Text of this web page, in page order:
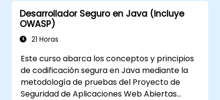
comprender los riesgos que rodean a las
aplicaciones
Ayudar a los líderes de equipo a
establecer las bases de seguridad para
los desarrolladores
Ayudar a los administradores web a
configurar los servidores y evitar errores
de configuración
Desarrollador Seguro en Java (incluye
OWASP)
21 Horas
Este curso abarca los conceptos y principios
de codificación segura en Java mediante la
metodología de pruebas del Proyecto de
Seguridad de Aplicaciones Web Abiertas